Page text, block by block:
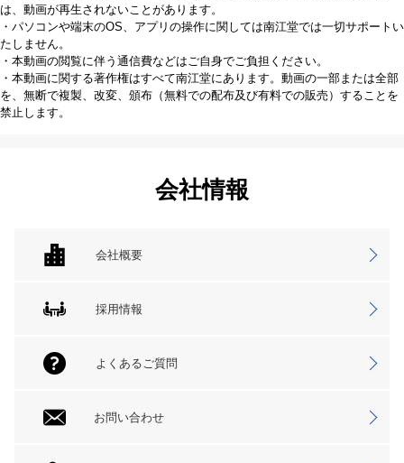
は、動画が再生されないことがあります。
・パソコンや端末のOS、アプリの操作に関しては南江堂では一切サポートい
たしません。
・本動画の閲覧に伴う通信費などはご自身でご負担ください。
・本動画に関する著作権はすべて南江堂にあります。動画の一部または全部
を、無断で複製、改変、頒布（無料での配布及び有料での販売）することを
禁止します。
会社情報
会社概要
採用情報
よくあるご質問
お問い合わせ